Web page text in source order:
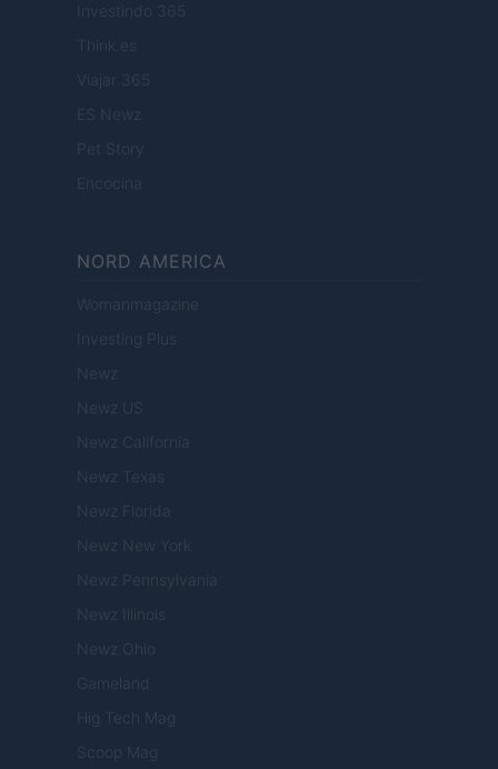
Investindo 365
Think.es
Viajar 365
ES Newz
Pet Story
Encocina
NORD AMERICA
Womanmagazine
Investing Plus
Newz
Newz US
Newz California
Newz Texas
Newz Florida
Newz New York
Newz Pennsylvania
Newz Illinois
Newz Ohio
Gameland
Hig Tech Mag
Scoop Mag